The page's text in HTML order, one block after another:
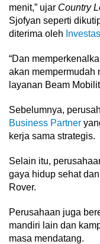
menit,” ujar Country
Sjofyan seperti
diterima oleh
“Dan
akan mempermudah
layanan Beam
Sebelumnya,
Business Partner
kerja sama strategis.
Selain itu,
gaya hidup sehat
Rover.
Perusahaan juga
mandiri lain dan
masa mendatang.